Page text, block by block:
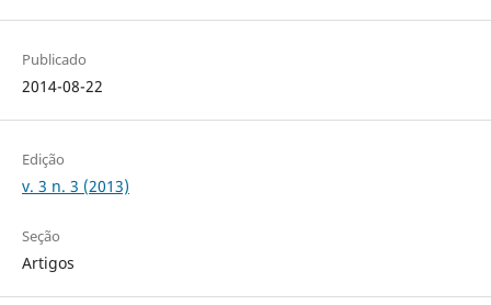
Publicado
2014-08-22
Edição
v. 3 n. 3 (2013)
Seção
Artigos